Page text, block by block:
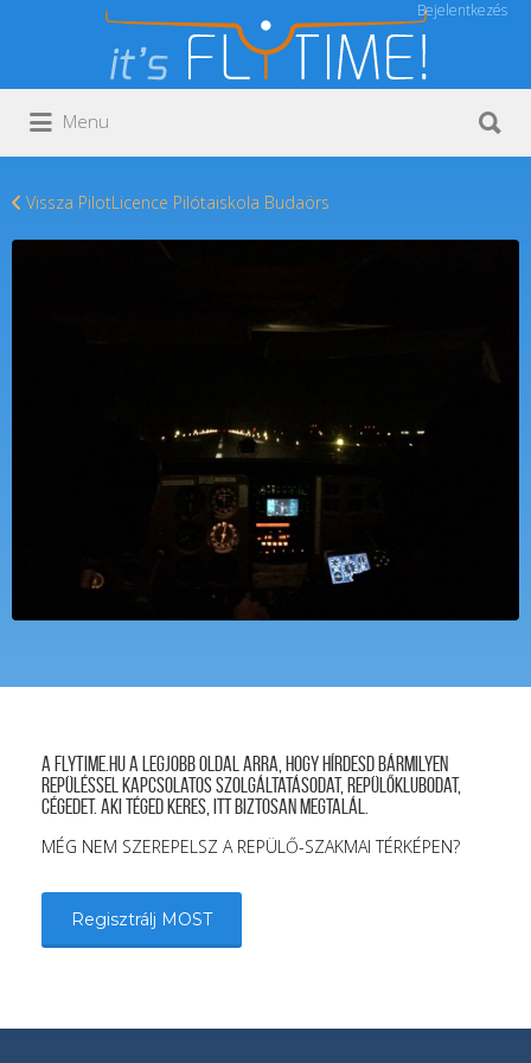
Bejelentkezés
Keresés:
Menu
Vissza PilotLicence Pilótaiskola Budaörs
A FLYTIME.HU a legjobb oldal arra, hogy hírdesd bármilyen
repüléssel kapcsolatos szolgáltatásodat, repülőklubodat,
cégedet. Aki téged keres, itt biztosan megtalál.
MÉG NEM SZEREPELSZ A REPÜLŐ-SZAKMAI TÉRKÉPEN?
Regisztrálj MOST